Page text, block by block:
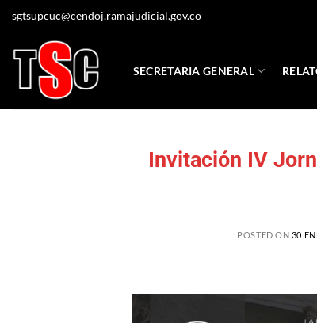
sgtsupcuc@cendoj.ramajudicial.gov.co
SECRETARIA GENERAL
Invitación IV
POSTED ON 30